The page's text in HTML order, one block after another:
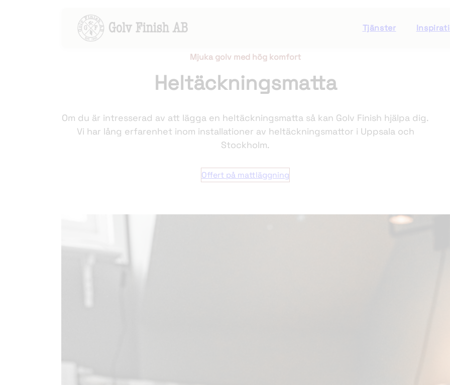
Tjänster
Mjuka golv med hög komfort
Heltäcknings­matta
Om du är intresserad av att lägga en heltäckningsmatta så kan Golv Finish hjälpa dig.
Vi har lång erfarenhet inom installationer av heltäckningsmattor i Uppsala och
Stockholm.
Offert på mattläggning